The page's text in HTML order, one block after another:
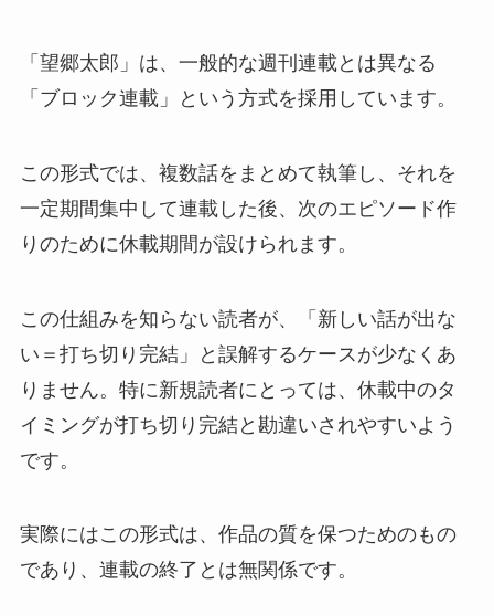
「望郷太郎」は、一般的な週刊連載とは異なる
「ブロック連載」という方式を採用しています。
この形式では、複数話をまとめて執筆し、それを
一定期間集中して連載した後、次のエピソード作
りのために休載期間が設けられます。
この仕組みを知らない読者が、「新しい話が出な
い＝打ち切り完結」と誤解するケースが少なくあ
りません。特に新規読者にとっては、休載中のタ
イミングが打ち切り完結と勘違いされやすいよう
です。
実際にはこの形式は、作品の質を保つためのもの
であり、連載の終了とは無関係です。